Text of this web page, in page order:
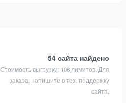
54 сайта найдено
Стоимость выгрузки: 108 лимитов. Для
заказа, напишите в тех. поддержку
сайта.